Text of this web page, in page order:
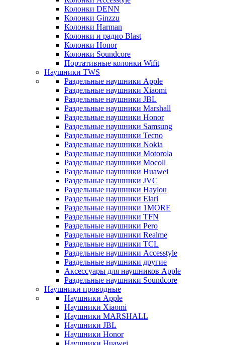
Колонки DENN
Колонки Ginzzu
Колонки Harman
Колонки и радио Blast
Колонки Honor
Колонки Soundcore
Портативные колонки Wifit
Наушники TWS
Раздельные наушники Apple
Раздельные наушники Xiaomi
Раздельные наушники JBL
Раздельные наушники Marshall
Раздельные наушники Honor
Раздельные наушники Samsung
Раздельные наушники Tecno
Раздельные наушники Nokia
Раздельные наушники Motorola
Раздельные наушники Mocoll
Раздельные наушники Huawei
Раздельные наушники JVC
Раздельные наушники Haylou
Раздельные наушники Elari
Раздельные наушники 1MORE
Раздельные наушники TFN
Раздельные наушники Pero
Раздельные наушники Realme
Раздельные наушники TCL
Раздельные наушники Accesstyle
Раздельные наушники другие
Аксессуары для наушников Apple
Раздельные наушники Soundcore
Наушники проводные
Наушники Apple
Наушники Xiaomi
Наушники MARSHALL
Наушники JBL
Наушники Honor
Наушники Huawei